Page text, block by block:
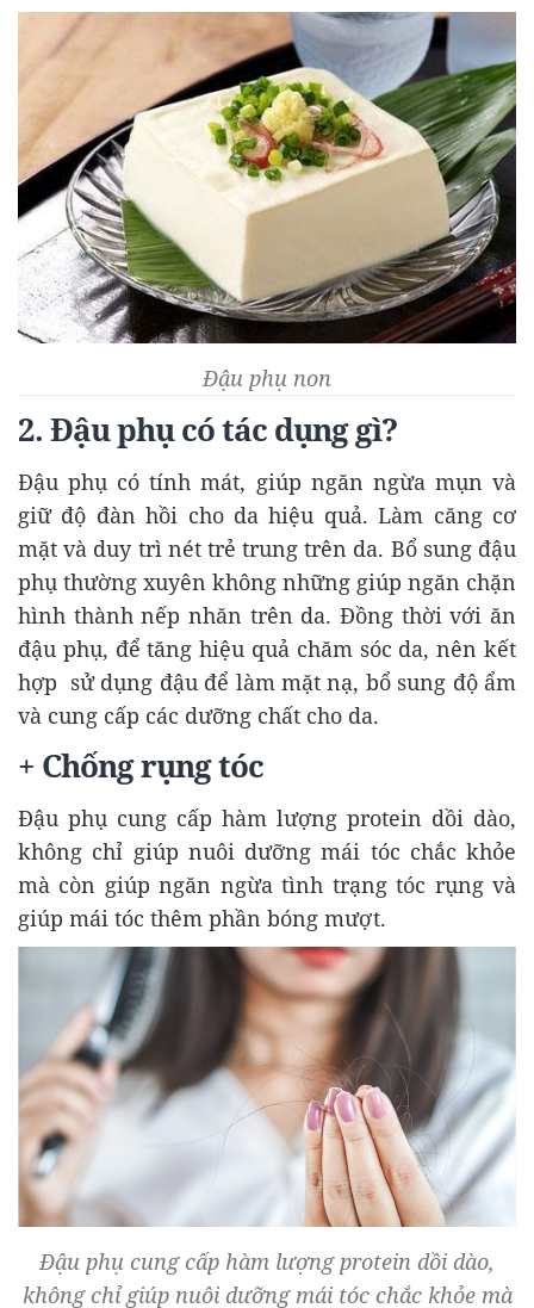
Đậu phụ non
2. Đậu phụ có tác dụng gì?
Đậu phụ có tính mát, giúp ngăn ngừa mụn và
giữ độ đàn hồi cho da hiệu quả. Làm căng cơ
mặt và duy trì nét trẻ trung trên da. Bổ sung đậu
phụ thường xuyên không những giúp ngăn chặn
hình thành nếp nhăn trên da. Đồng thời với ăn
đậu phụ, để tăng hiệu quả chăm sóc da, nên kết
hợp sử dụng đậu để làm mặt nạ, bổ sung độ ẩm
và cung cấp các dưỡng chất cho da.
+ Chống rụng tóc
Đậu phụ cung cấp hàm lượng protein dồi dào,
không chỉ giúp nuôi dưỡng mái tóc chắc khỏe
mà còn giúp ngăn ngừa tình trạng tóc rụng và
giúp mái tóc thêm phần bóng mượt.
Đậu phụ cung cấp hàm lượng protein dồi dào,
không chỉ giúp nuôi dưỡng mái tóc chắc khỏe mà